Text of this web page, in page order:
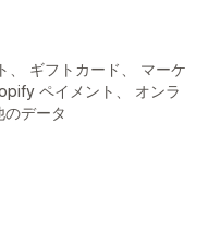
、 ギフトカード、 マーケ
ペイメント、 オンラ
データ